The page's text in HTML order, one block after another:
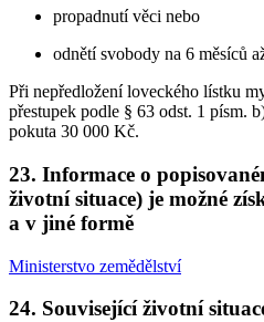
propadnutí věci nebo
odnětí svobody na 6 měsíců
Při nepředložení loveckého lístku
přestupek podle § 63 odst. 1 písm.
pokuta 30 000 Kč.
23. Informace o
životní situace) je možné
a v jiné formě
Ministerstvo zemědělství
24. Související životní